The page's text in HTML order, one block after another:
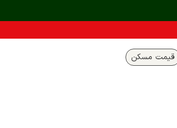
قیمت مسکن